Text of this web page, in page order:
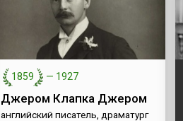
1859 — 1927
Джером Клапка Джером
английский писатель, драматург